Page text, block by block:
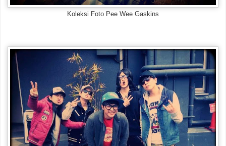
Koleksi Foto Pee Wee Gaskins